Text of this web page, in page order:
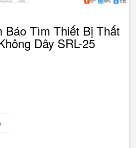
Báo Tìm Thiết Bị Thất
Dây SRL-25